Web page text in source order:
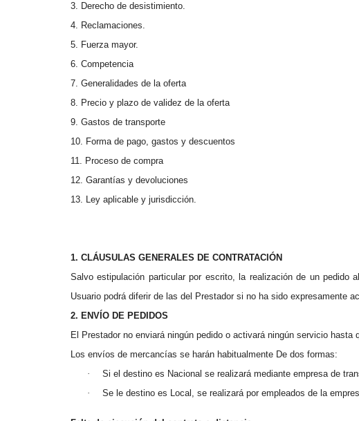
3. Derecho de desistimiento.
4. Reclamaciones.
5. Fuerza mayor.
6. Competencia
7. Generalidades de la oferta
8. Precio y plazo de validez de la oferta
9. Gastos de transporte
10. Forma de pago, gastos y descuentos
11. Proceso de compra
12. Garantías y devoluciones
13. Ley aplicable y jurisdicción.
1. CLÁUSULAS GENERALES DE CONTRATACIÓN
Salvo estipulación particular por escrito, la realización de un pedido
Usuario podrá diferir de las del Prestador si no ha sido expresamente
2. ENVÍO DE PEDIDOS
El Prestador no enviará ningún pedido o activará ningún servicio hasta
Los envíos de mercancías se harán habitualmente De dos formas:
·
Si el destino es Nacional se realizará mediante empresa de
·
Se le destino es Local, se realizará por empleados de la